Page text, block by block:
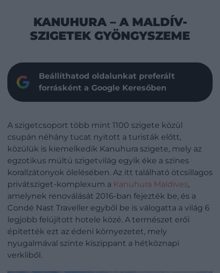
KANUHURA – A MALDÍV-
SZIGETEK GYÖNGYSZEME
Beállíthatod oldalunkat preferált
forrásként a Google Keresőben
A szigetcsoport több mint 1100 szigete közül
csupán néhány tucat nyitott a turisták előtt,
közülük is kiemelkedik Kanuhura szigete, mely az
egzotikus múltú szigetvilág egyik éke a színes
korallzátonyok ölelésében. Az itt található ötcsillagos
privátsziget-komplexum a Kanuhura Maldives,
amelynek renoválását 2016-ban fejezték be, és a
Condé Nast Traveller egyből be is válogatta a világ 6
legjobb felújított hotele közé. A természet erői
építették ezt az édeni környezetet, mely
nyugalmával szinte kiszippant a hétköznapi
verkliből.